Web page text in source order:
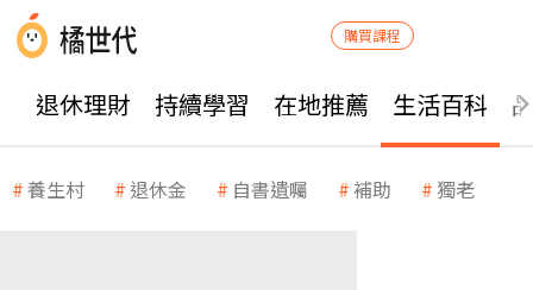
購買課程
退休理財 持續學習 在地推薦 生活百科
養生村 退休金 自書遺囑 補助 獨老